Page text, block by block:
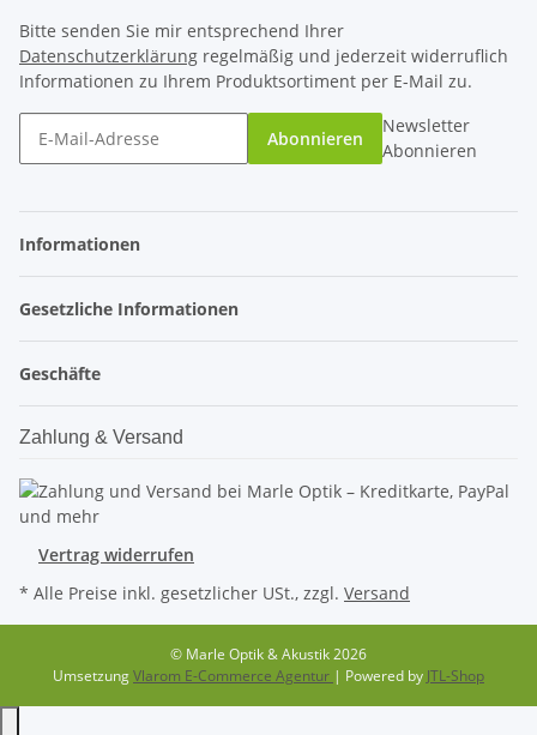
Bitte senden Sie mir entsprechend Ihrer
Datenschutzerklärung regelmäßig und jederzeit widerruflich
Informationen zu Ihrem Produktsortiment per E-Mail zu.
Abonnieren
Newsletter
Abonnieren
Informationen
Gesetzliche Informationen
Geschäfte
Zahlung & Versand
Vertrag widerrufen
* Alle Preise inkl. gesetzlicher USt., zzgl. Versand
© Marle Optik & Akustik 2026
UmsetzungVlarom E-Commerce Agentur | Powered by JTL-Shop